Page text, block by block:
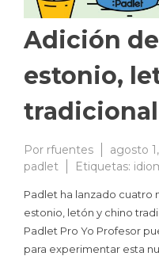
Adición
estonio,
Por rfuentes agosto
padlet
Etiquetas:
Padlet ha lanzado cuatro
estonio, letón y chino
Padlet Pro Yo Profesor
para experimentar esta